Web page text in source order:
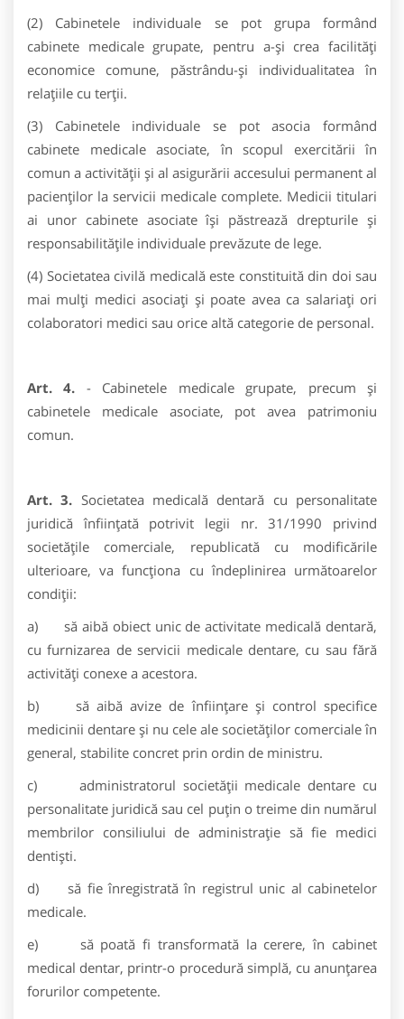
(2) Cabinetele individuale se pot grupa formând
cabinete medicale grupate, pentru a-şi crea facilităţi
economice comune, păstrându-şi individualitatea în
relaţiile cu terţii.
(3) Cabinetele individuale se pot asocia formând
cabinete medicale asociate, în scopul exercitării în
comun a activităţii şi al asigurării accesului permanent al
pacienţilor la servicii medicale complete. Medicii titulari
ai unor cabinete asociate îşi păstrează drepturile şi
responsabilităţile individuale prevăzute de lege.
(4) Societatea civilă medicală este constituită din doi sau
mai mulţi medici asociaţi şi poate avea ca salariaţi ori
colaboratori medici sau orice altă categorie de personal.
Art. 4. - Cabinetele medicale grupate, precum şi
cabinetele medicale asociate, pot avea patrimoniu
comun.
Art. 3. Societatea medicală dentară cu personalitate
juridică înfiinţată potrivit legii nr. 31/1990 privind
societăţile comerciale, republicată cu modificările
ulterioare, va funcţiona cu îndeplinirea următoarelor
condiţii:
a) să aibă obiect unic de activitate medicală dentară,
cu furnizarea de servicii medicale dentare, cu sau fără
activităţi conexe a acestora.
b) să aibă avize de înfiinţare şi control specifice
medicinii dentare şi nu cele ale societăţilor comerciale în
general, stabilite concret prin ordin de ministru.
c) administratorul societăţii medicale dentare cu
personalitate juridică sau cel puţin o treime din numărul
membrilor consiliului de administraţie să fie medici
dentişti.
d) să fie înregistrată în registrul unic al cabinetelor
medicale.
e) să poată fi transformată la cerere, în cabinet
medical dentar, printr-o procedură simplă, cu anunţarea
forurilor competente.